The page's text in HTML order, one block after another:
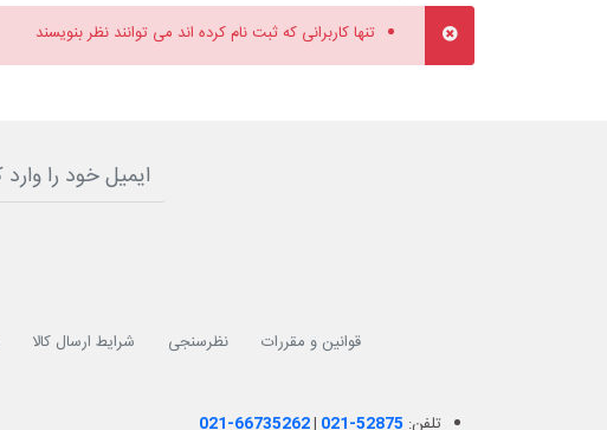
تنها کاربرانی که ثبت نام کرده اند می توانند نظر بنویسند
قوانین و مقررات نظرسنجی شرایط ارسال کالا
تلفن: 021-66735262| 021-52875